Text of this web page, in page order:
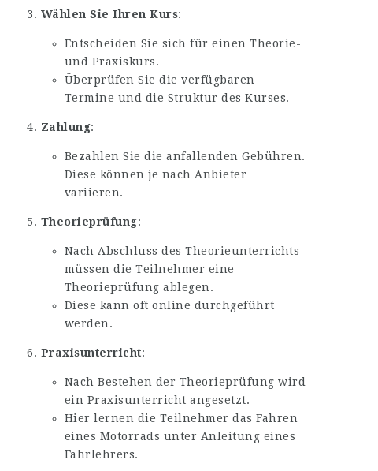
Wählen Sie Ihren Kurs:
Entscheiden Sie sich für einen Theorie-
und Praxiskurs.
Überprüfen Sie die verfügbaren
Termine und die Struktur des Kurses.
Zahlung:
Bezahlen Sie die anfallenden Gebühren.
Diese können je nach Anbieter
variieren.
Theorieprüfung:
Nach Abschluss des Theorieunterrichts
müssen die Teilnehmer eine
Theorieprüfung ablegen.
Diese kann oft online durchgeführt
werden.
Praxisunterricht:
Nach Bestehen der Theorieprüfung wird
ein Praxisunterricht angesetzt.
Hier lernen die Teilnehmer das Fahren
eines Motorrads unter Anleitung eines
Fahrlehrers.